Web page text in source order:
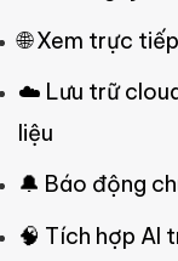
🌐 Xem trực
☁️ Lưu trữ
liệu
🔔 Báo động
🧠 Tích hợp AI